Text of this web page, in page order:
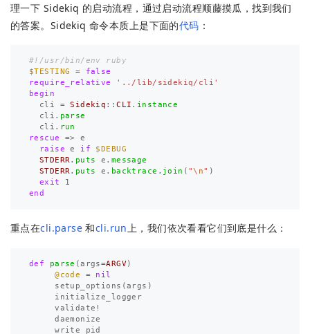
理一下 Sidekiq 的启动流程，通过启动流程顺藤摸瓜，找到我们
的答案。Sidekiq 命令本质上是下面的代码 ：
#!/usr/bin/env ruby
$TESTING
=
false
require_relative
'../lib/sidekiq/cli'
begin
cli
= Sidekiq ::CLI . instance
cli . parse
cli . run
rescue
=>
e
raise
e if
$DEBUG
STDERR. puts e . message
STDERR. puts e . backtrace . join ( "\n" )
exit
1
end
重点在cli.parse 和cli.run上，我们依次看看它们到底是什么：
def parse (args=ARGV)
@code
=
nil
setup_options (args )
initialize_logger
validate!
daemonize
write_pid